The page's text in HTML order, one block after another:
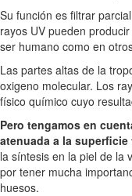
Su función es filtrar
rayos UV pueden
ser humano como en
Las partes altas de la
oxigeno molecular. Los
físico químico cuyo
Pero tengamos en
atenuada a la superficie
la síntesis en la piel de la
por tener mucha
huesos.